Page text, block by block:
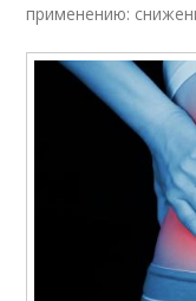
применению: